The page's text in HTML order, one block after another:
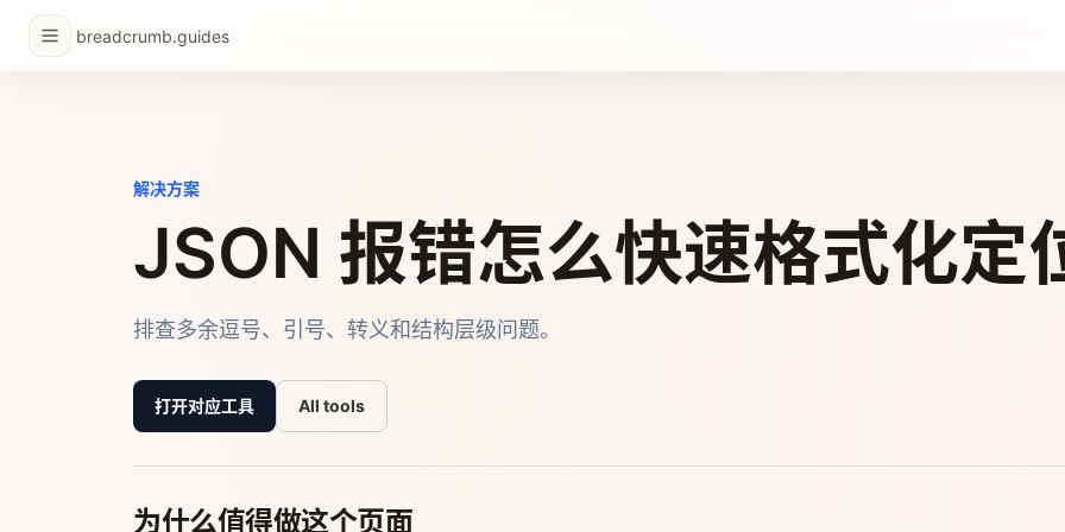
breadcrumb.guides
解决方案
JSON 报错怎么快速格式化定
排查多余逗号、引号、转义和结构层级问题。
打开对应工具 All tools
为什么值得做这个页面